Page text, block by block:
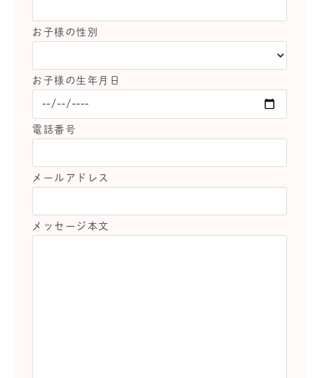
お子様の性別
お子様の生年月日
電話番号
メールアドレス
メッセージ本文